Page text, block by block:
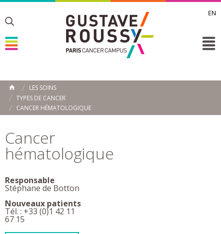
EN
Toggle
Toggle
Toggle
ACCUEIL
LES SOINS
TYPES DE CANCER
CANCER HÉMATOLOGIQUE
Cancer
hématologique
Responsable
Stéphane de Botton
Nouveaux patients
Tél. : +33 (0)1 42 11
67 15